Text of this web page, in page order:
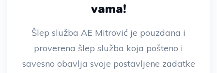
vama!
Šlep služba AE Mitrović je pouzdana i
proverena šlep služba koja pošteno i
savesno obavlja svoje postavljene zadatke